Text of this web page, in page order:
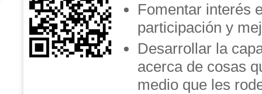
Fomentar interés
participación y
Desarrollar la
acerca de cosas
medio que les